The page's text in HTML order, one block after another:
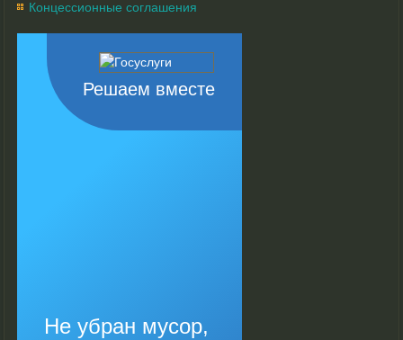
Концессионные соглашения
Решаем вместе
Не убран мусор,